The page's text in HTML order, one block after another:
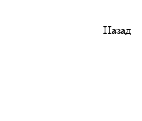
Назад